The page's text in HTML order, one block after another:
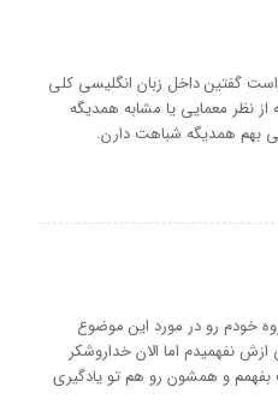
گفتین داخل زبان انگلیسی کلی
از نظر معمایی یا مشابه همدیگه
بهم همدیگه شباهت دارن.
خودم رو در مورد این موضوع
نفهمیدم اما الان خداروشکر
و همشون رو هم تو یادگیری